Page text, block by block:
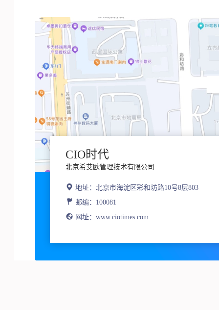
CIO时代
北京希艾欧管理技术有限公司
地址：北京市海淀区彩和坊路10号8层803
邮编：100081
网址：www.ciotimes.com